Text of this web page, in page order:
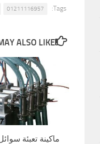
Tags:
01211116957
ALSO LIKE...
ماكينة تعبئة